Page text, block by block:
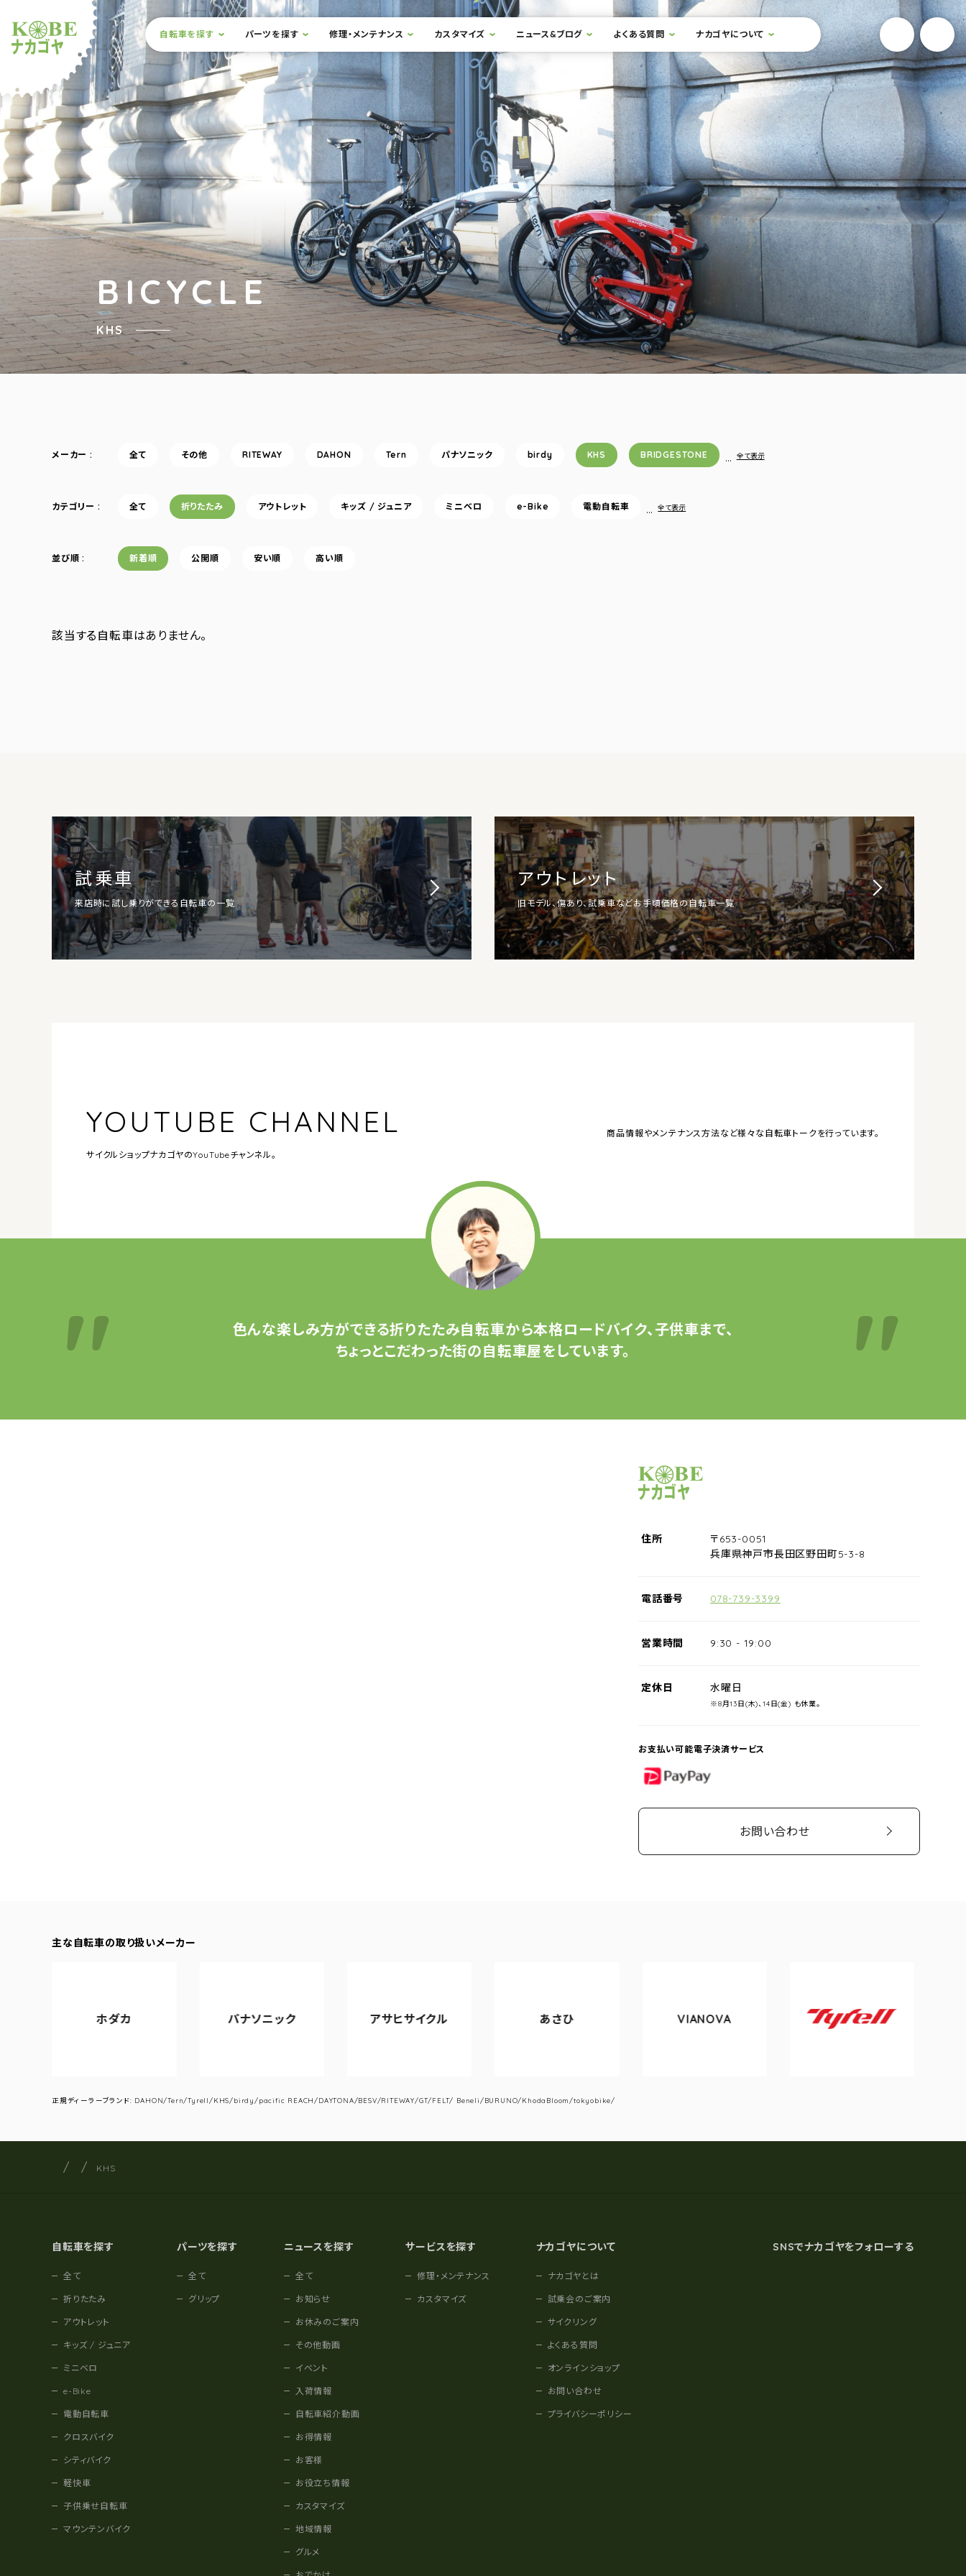
ショップナカゴヤ
サイト内メニュー
本文までスキップ
自転車を探す パーツを探す 修理・メンテナンス カスタマイズ ニュース&ブログ よくある質問 ナカゴヤについて 検索フォームを開閉する YouTube
BICYCLE
KHS
メーカー 全て その他 RITEWAY DAHON Tern パナソニック birdy KHS BRIDGESTONE … 全て表示
カテゴリー 全て 折りたたみ アウトレット キッズ / ジュニア ミニベロ e-Bike 電動自転車 … 全て表示
並び順 新着順 公開順 安い順 高い順
該当する自転車はありません。
試乗車
来店時に試し乗りができる自転車の一覧
アウトレット
旧モデル、傷あり、試乗車などお手頃価格の自転車一覧
YOUTUBE CHANNEL
サイクルショップナカゴヤのYouTubeチャンネル。
商品情報やメンテナンス方法など様々な自転車トークを行っています。
色んな楽しみ方ができる折りたたみ自転車から本格ロードバイク、子供車まで、
ちょっとこだわった街の自転車屋をしています。
サイクルショップナカゴヤ
住所
〒653-0051
兵庫県神戸市長田区野田町5-3-8
電話番号 078-739-3399
営業時間 9:30 - 19:00
定休日 水曜日
※8月13日(木)、14日(金) も休業。
お支払い可能電子決済サービス
PayPay
お問い合わせ
主な自転車の取り扱いメーカー
パナソニック アサヒサイクル VIANOVA
Tyrell
正規ディーラーブランド: DAHON/Tern/Tyrell/KHS/birdy/pacific REACH/DAYTONA/BESV/RITEWAY/GT/FELT/ Beneli/BURUNO/KhodaBloom/tokyobike/
サイト内の現在地
サイクルショップナカゴヤ
KHS
自転車を探す
全て
折りたたみ
アウトレット
キッズ / ジュニア
ミニベロ
e-Bike
電動自転車
クロスバイク
シティバイク
軽快車
子供乗せ自転車
マウンテンバイク
パーツを探す
全て
グリップ
ニュースを探す
全て
お知らせ
お休みのご案内
その他動画
イベント
入荷情報
自転車紹介動画
お得情報
お客様
お役立ち情報
カスタマイズ
地域情報
グルメ
サービスを探す
修理・メンテナンス
カスタマイズ
ナカゴヤについて
ナカゴヤとは
試乗会のご案内
サイクリング
よくある質問
オンラインショップ
お問い合わせ
プライバシーポリシー
SNSでナカゴヤをフォローする